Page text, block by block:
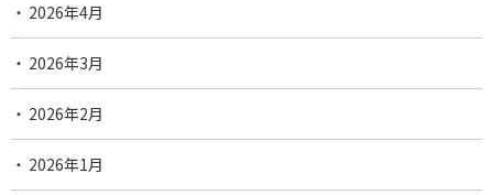
2026年4月
2026年3月
2026年2月
2026年1月